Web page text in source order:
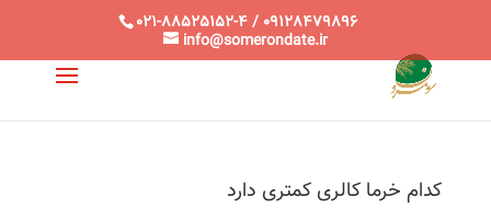
021-88525152-4 / 09128479896
info@somerondate.ir
کدام خرما کالری کمتری دارد